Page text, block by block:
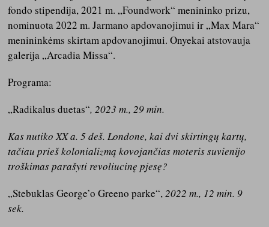
fondo stipendija, 2021 m. „Foundwork“ menininko prizu,
nominuota 2022 m. Jarmano apdovanojimui ir „Max Mara“
menininkėms skirtam apdovanojimui. Onyekai atstovauja
galerija „Arcadia Missa“.
Programa:
„Radikalus duetas“, 2023 m., 29 min.
Kas nutiko XX a. 5 deš. Londone, kai dvi skirtingų kartų,
tačiau prieš kolonializmą kovojančias moteris suvienijo
troškimas parašyti revoliucinę pjesę?
„Stebuklas George’o Greeno parke“,2022 m., 12 min. 9
sek.